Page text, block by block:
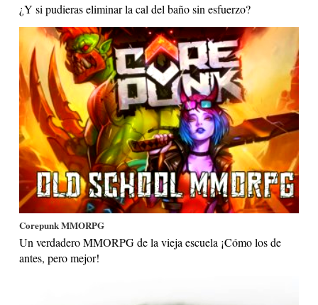
¿Y si pudieras eliminar la cal del baño sin esfuerzo?
Corepunk MMORPG
Un verdadero MMORPG de la vieja escuela ¡Cómo los de
antes, pero mejor!